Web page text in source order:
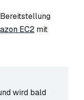
EC2 mit
wird bald